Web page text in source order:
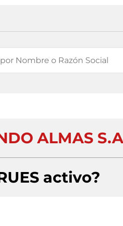
ALMAS
activo?